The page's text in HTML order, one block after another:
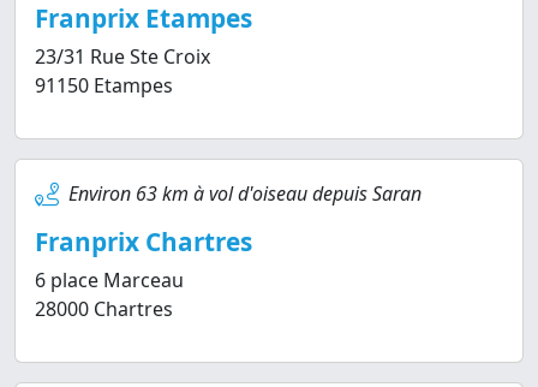
Franprix Etampes
23/31 Rue Ste Croix
91150 Etampes
Environ 63 km à vol d'oiseau depuis Saran
Franprix Chartres
6 place Marceau
28000 Chartres